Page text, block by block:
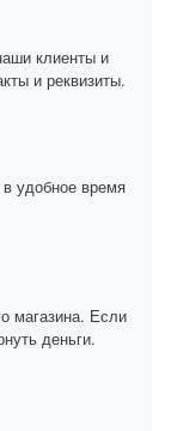
клиенты и
и реквизиты.
удобное время
магазина. Если
деньги.